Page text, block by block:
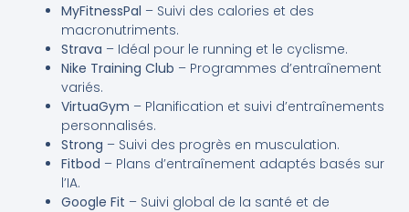
MyFitnessPal – Suivi des calories et des
macronutriments.
Strava – Idéal pour le running et le cyclisme.
Nike Training Club – Programmes d’entraînement
variés.
VirtuaGym – Planification et suivi d’entraînements
personnalisés.
Strong – Suivi des progrès en musculation.
Fitbod – Plans d’entraînement adaptés basés sur
l’IA.
Google Fit – Suivi global de la santé et de